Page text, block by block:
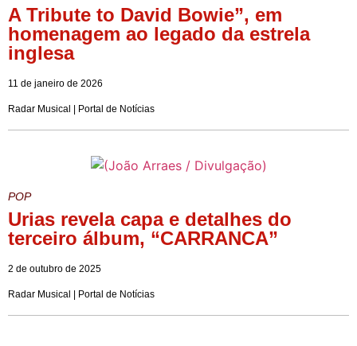
A Tribute to David Bowie”, em
homenagem ao legado da estrela
inglesa
11 de janeiro de 2026
Radar Musical | Portal de Notícias
POP
Urias revela capa e detalhes do
terceiro álbum, “CARRANCA”
2 de outubro de 2025
Radar Musical | Portal de Notícias